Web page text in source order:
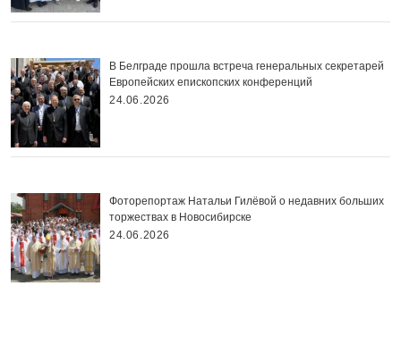
В Белграде прошла встреча генеральных секретарей
Европейских епископских конференций
24.06.2026
Фоторепортаж Натальи Гилёвой о недавних больших
торжествах в Новосибирске
24.06.2026